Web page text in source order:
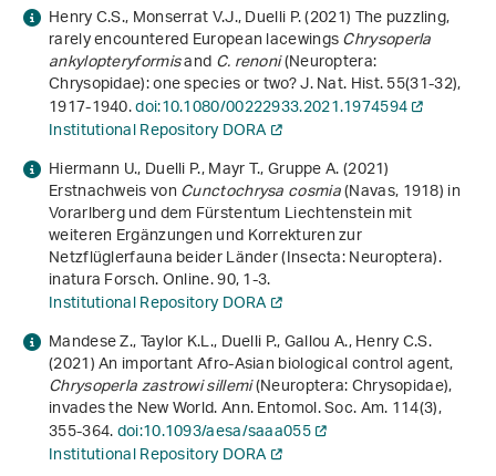
Henry C.S., Monserrat V.J., Duelli P. (2021) The puzzling,
rarely encountered European lacewingsChrysoperla
ankylopteryformisandC. renoni(Neuroptera:
Chrysopidae): one species or two? J. Nat. Hist.55(31-32),
1917-1940.doi:10.1080/00222933.2021.1974594
Institutional Repository DORA
Hiermann U., Duelli P., Mayr T., Gruppe A. (2021)
Erstnachweis vonCunctochrysa cosmia(Navas, 1918) in
Vorarlberg und dem Fürstentum Liechtenstein mit
weiteren Ergänzungen und Korrekturen zur
Netzflüglerfauna beider Länder (Insecta: Neuroptera).
inatura Forsch. Online.90, 1-3.
Institutional Repository DORA
Mandese Z., Taylor K.L., Duelli P., Gallou A., Henry C.S.
(2021) An important Afro-Asian biological control agent,
Chrysoperlazastrowi sillemi(Neuroptera: Chrysopidae),
invades the New World. Ann. Entomol. Soc. Am.114(3),
355-364.doi:10.1093/aesa/saaa055
Institutional Repository DORA